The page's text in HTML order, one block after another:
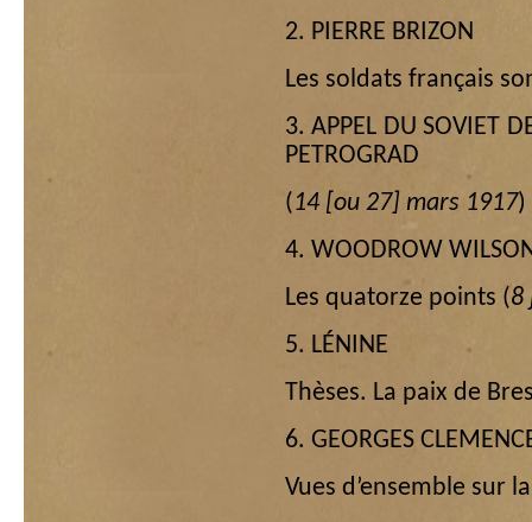
2. PIERRE BRIZON
Les soldats français
3. APPEL DU SOVIET
PETROGRAD
(14 [ou 27] mars 1917)
4. WOODROW
Les quatorze points (8
5. LÉNINE
Thèses. La paix de
6. GEORGES
Vues d’ensemble sur